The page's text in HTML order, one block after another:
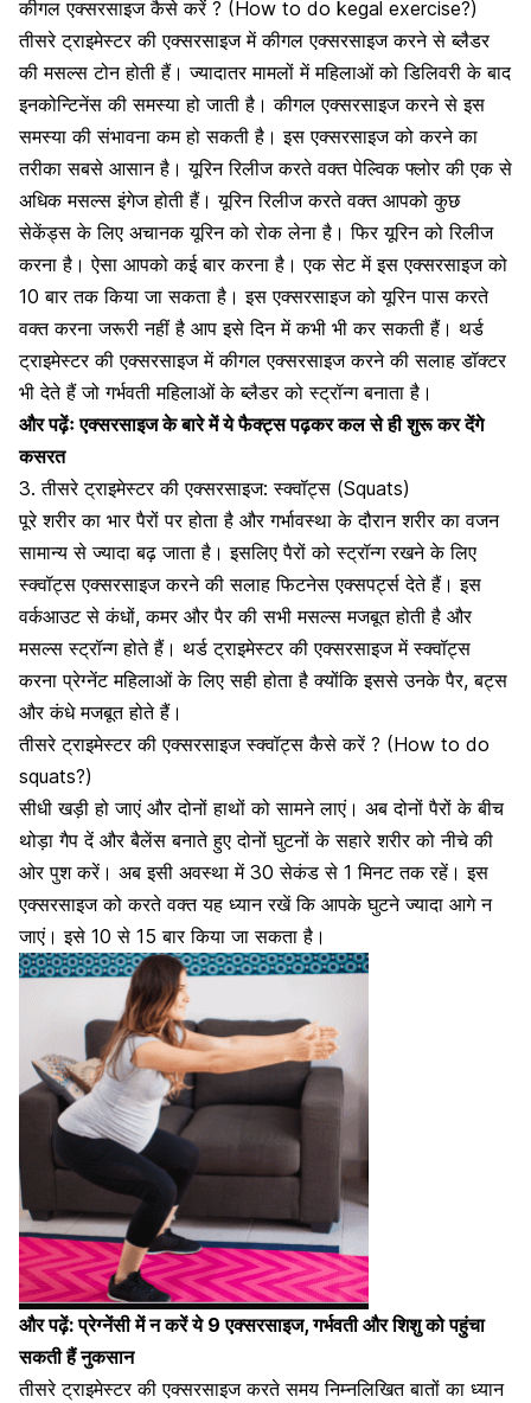
कीगल एक्सरसाइज कैसे करें ? (How to do kegal exercise?)
तीसरे ट्राइमेस्टर की एक्सरसाइज में कीगल एक्सरसाइज करने से ब्लैडर
की मसल्स टोन होती हैं। ज्यादातर मामलों में महिलाओं को डिलिवरी के बाद
इनकोन्टिनेंस की समस्या हो जाती है। कीगल एक्सरसाइज करने से इस
समस्या की संभावना कम हो सकती है। इस एक्सरसाइज को करने का
तरीका सबसे आसान है। यूरिन रिलीज करते वक्त पेल्विक फ्लोर की एक से
अधिक मसल्स इंगेज होती हैं। यूरिन रिलीज करते वक्त आपको कुछ
सेकेंड्स के लिए अचानक यूरिन को रोक लेना है। फिर यूरिन को रिलीज
करना है। ऐसा आपको कई बार करना है। एक सेट में इस एक्सरसाइज को
10 बार तक किया जा सकता है। इस एक्सरसाइज को यूरिन पास करते
वक्त करना जरूरी नहीं है आप इसे दिन में कभी भी कर सकती हैं। थर्ड
ट्राइमेस्टर की एक्सरसाइज में कीगल एक्सरसाइज करने की सलाह डॉक्टर
भी देते हैं जो गर्भवती महिलाओं के ब्लैडर को स्ट्रॉन्ग बनाता है।
और पढ़ेंःएक्सरसाइज के बारे में ये फैक्ट्स पढ़कर कल से ही शुरू कर देंगे
कसरत
3. तीसरे ट्राइमेस्टर की एक्सरसाइज: स्क्वॉट्स (Squats)
पूरे शरीर का भार पैरों पर होता है और गर्भावस्था के दौरान शरीर का वजन
सामान्य से ज्यादा बढ़ जाता है। इसलिए पैरों को स्ट्रॉन्ग रखने के लिए
स्क्वॉट्स एक्सरसाइज करने की सलाह फिटनेस एक्सपर्ट्स देते हैं। इस
वर्कआउट से कंधों, कमर और पैर की सभी मसल्स मजबूत होती है और
मसल्स स्ट्रॉन्ग होते हैं। थर्ड ट्राइमेस्टर कीएक्सरसाइज में स्क्वॉट्स
करना प्रेग्नेंट महिलाओं के लिए सही होता है क्योंकि इससे उनके पैर, बट्स
और कंधे मजबूत होते हैं।
तीसरे ट्राइमेस्टर की एक्सरसाइज स्क्वॉट्स कैसे करें ? (How to do
squats?)
सीधी खड़ी हो जाएं और दोनों हाथों को सामने लाएं। अब दोनों पैरों के बीच
थोड़ा गैप दें और बैलेंस बनाते हुए दोनों घुटनों के सहारे शरीर को नीचे की
ओर पुश करें। अब इसी अवस्था में 30 सेकंड से 1 मिनट तक रहें। इस
एक्सरसाइज को करते वक्त यह ध्यान रखें कि आपके घुटने ज्यादा आगे न
जाएं। इसे 10 से 15 बार किया जा सकता है।
और पढ़ें:प्रेग्नेंसी में न करें ये 9 एक्‍सरसाइज, गर्भवती और शिशु को पहुंचा
सकती हैं नुकसान
तीसरे ट्राइमेस्टर की एक्सरसाइज करते समय निम्नलिखित बातों का ध्यान